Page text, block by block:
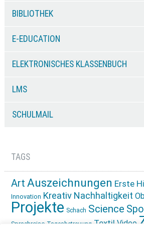
BIBLIOTHEK
E-EDUCATION
ELEKTRONISCHES KLASSENBUCH
LMS
SCHULMAIL
TAGS
Art Auszeichnungen Erste
Innovation Kreativ Nachhaltigkeit
Projekte Schach Science